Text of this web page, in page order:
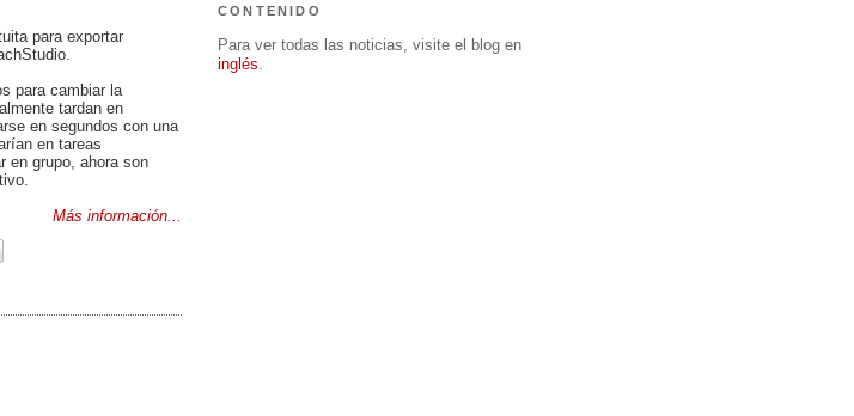
para exportar
.
para cambiar la
tardan en
en segundos con una
en tareas
en grupo, ahora son
Más información...
CONTENIDO
Para ver todas las noticias, visite el blog en
inglés